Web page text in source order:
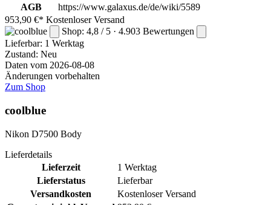
AGB
https://www.galaxus.de/de/wiki/5589
953,90 €* Kostenloser Versand
Shop: 4,8 / 5 · 4.903 Bewertungen
Lieferbar: 1 Werktag
Zustand: Neu
Daten vom 2026-08-08
Änderungen vorbehalten
Zum Shop
coolblue
Nikon D7500 Body
Lieferdetails
Lieferzeit
1 Werktag
Lieferstatus
Lieferbar
Versandkosten
Kostenloser Versand